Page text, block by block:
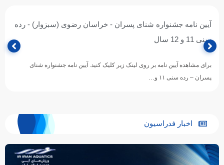
آیین نامه جشنواره شنای پسران - خراسان رضوی (سبزوار) - رده
سنی 11 و 12 سال
برای مشاهده آیین نامه بر روی لینک زیر کلیک کنید. آیین نامه جشنواره شنای
پسران – رده سنی ۱۱ و…
اخبار فدراسیون